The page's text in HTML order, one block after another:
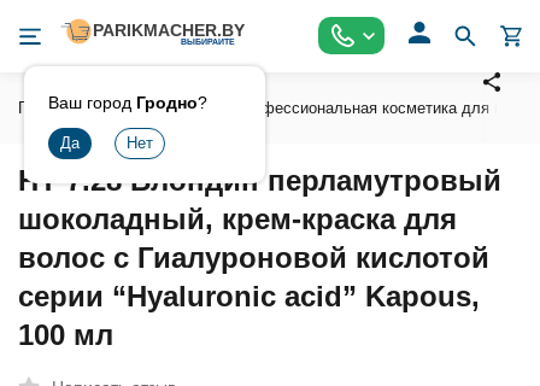
Ваш город Гродно?
Главная Косметика Профессиональная косметика для волос
HY 7.28 Блондин перламутровый
шоколадный, крем-краска для
волос с Гиалуроновой кислотой
серии “Hyaluronic acid” Kapous,
100 мл